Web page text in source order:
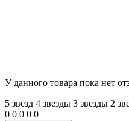
У данного товара пока нет
5 звёзд 4 звeзды 3 звeзды 2
0 0 0 0 0